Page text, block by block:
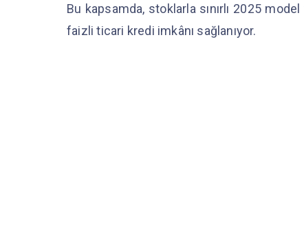
Bu kapsamda, stoklarla sınırlı 2025
faizli ticari kredi imkânı sağlanıyor.